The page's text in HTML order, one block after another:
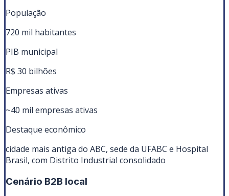
População
720 mil habitantes
PIB municipal
R$ 30 bilhões
Empresas ativas
~40 mil empresas ativas
Destaque econômico
cidade mais antiga do ABC, sede da UFABC e Hospital
Brasil, com Distrito Industrial consolidado
Cenário B2B local